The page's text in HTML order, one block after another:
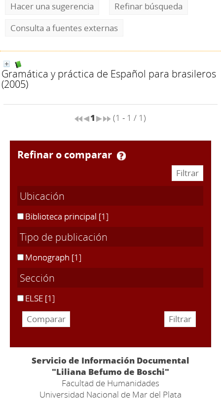
Hacer una sugerencia
Refinar búsqueda
Consulta a fuentes externas
Gramática y práctica de Español para brasileros
(2005)
1 (1 - 1 / 1)
refinar o comparar
Ubicación
Biblioteca principal [1]
Tipo de publicación
Monograph [1]
Sección
ELSE [1]
Servicio de Información Documental
"Liliana Befumo de Boschi"
Facultad de Humanidades
Universidad Nacional de Mar del Plata